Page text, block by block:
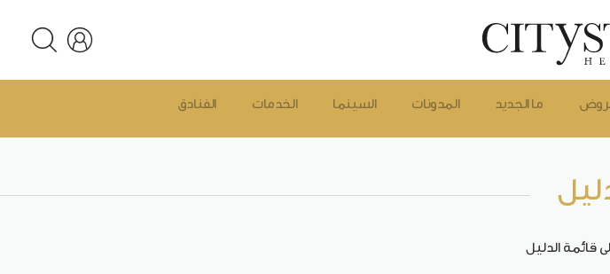
الفنادق الخدمات السينما المدونات ما الجديد
قائمة الدليل